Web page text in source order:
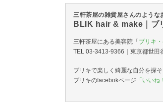
三軒茶屋の雑貨屋さんのような
BLIK hair & make｜ブ
三軒茶屋にある美容院「 ブリキ
TEL 03-3413-9366｜東京都世田
ブリキで楽しく綺麗な自分を探そ
ブリキのfacebokページ 「いい